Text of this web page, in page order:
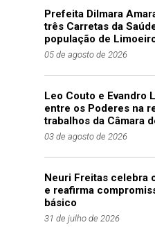
Prefeita Dilmara
três Carretas da
população de
05 de agosto de 2026
Leo Couto e Evandro
entre os Poderes na
trabalhos da Câmara
03 de agosto de 2026
Neuri Freitas celebra
e reafirma
básico
31 de julho de 2026